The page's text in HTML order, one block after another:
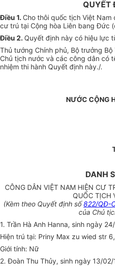
QUYẾT
Điều 1. Cho thôi quốc tịch Việt Nam
cư trú tại Cộng hòa Liên bang Đức
Điều 2. Quyết định này có hiệu lực
Thủ tướng Chính phủ, Bộ trưởng
Chủ tịch nước và các công dân có
nhiệm thi hành Quyết định này./.
NƯỚC CỘNG
DANH
CÔNG DÂN VIỆT NAM HIỆN CƯ
QUỐC TỊCH
(Kèm theo Quyết định số822/QĐ-
của Chủ
1. Trần Hà Anh Hanna, sinh ngày
Hiện trú tại: Priny Max zu wied str
Giới tính: Nữ
2. Đoàn Thu Thủy, sinh ngày 13/